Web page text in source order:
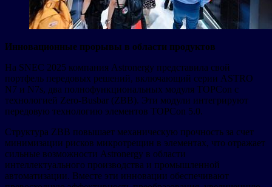
Инновационные прорывы в области продуктов
На SNEC 2025 компания Astronergy представила свой
портфель передовых решений, включающий серии ASTRO
N7 и N7s, два полнофункциональных модуля TOPCon с
технологией Zero-Busbar (ZBB). Эти модули интегрируют
передовую технологию элементов TOPCon 5.0.
Структура ZBB повышает механическую прочность за счет
минимизации рисков микротрещин в элементах, что отражает
сильные возможности Astronergy в области
интеллектуального производства и промышленной
автоматизации. Вместе эти инновации обеспечивают